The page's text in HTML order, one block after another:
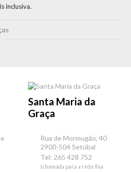
inclusiva.
Santa Maria da
Graça
Rua de Mormugão, 40
2900-504 Setúbal
Tel: 265 428 752
(chamada para a rede fixa